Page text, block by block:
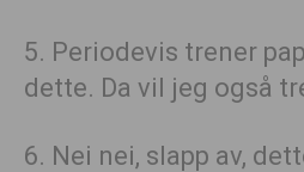
5. Periodevis trener
dette. Da vil jeg også
6. Nei nei, slapp av,